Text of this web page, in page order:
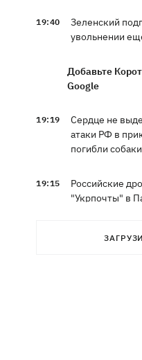
19:40
Зеленский
увольнении
Добавьте
Google
19:19
Сердце не
атаки РФ в
погибли собаки
19:15
Российские
"Укрпочты" в